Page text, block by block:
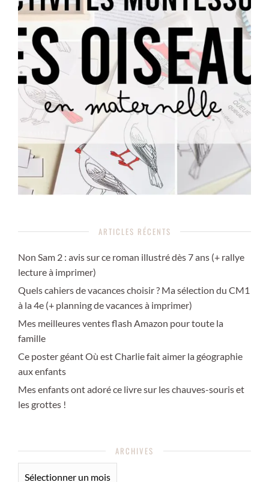
ARTICLES RÉCENTS
Non Sam 2 : avis sur ce roman illustré dès 7 ans (+ rallye
lecture à imprimer)
Quels cahiers de vacances choisir ? Ma sélection du CM1
à la 4e (+ planning de vacances à imprimer)
Mes meilleures ventes flash Amazon pour toute la
famille
Ce poster géant Où est Charlie fait aimer la géographie
aux enfants
Mes enfants ont adoré ce livre sur les chauves-souris et
les grottes !
ARCHIVES
ARCHIVES